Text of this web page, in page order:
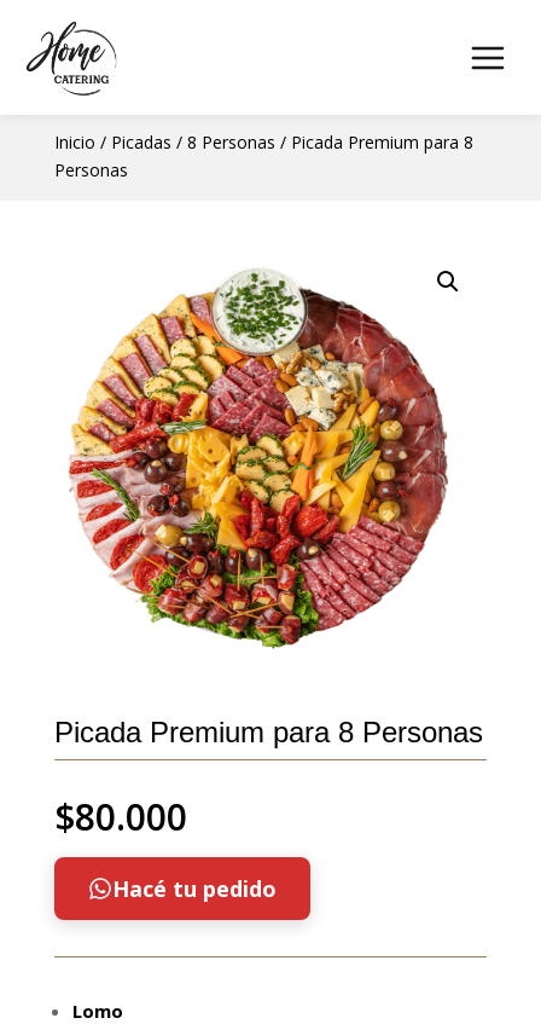
Inicio / Picadas / 8 Personas / Picada Premium para 8
Personas
Picada Premium para 8 Personas
$80.000
Hacé tu pedido
Lomo